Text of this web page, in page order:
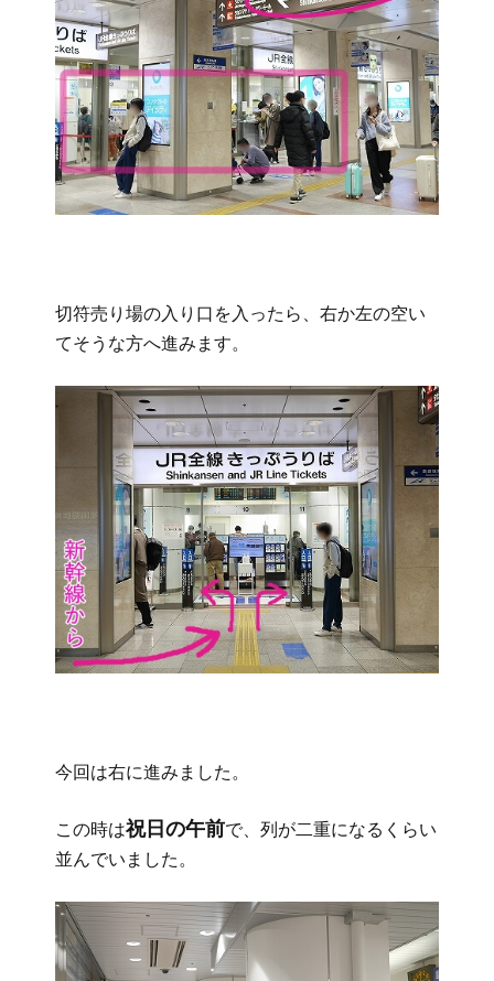
切符売り場の入り口を入ったら、右か左の空い
てそうな方へ進みます。
今回は右に進みました。
この時は祝日の午前で、列が二重になるくらい
並んでいました。